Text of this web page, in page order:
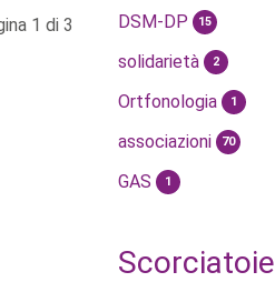
1 di 3 DSM-DP 15
solidarietà 2
Ortfonologia 1
associazioni 70
GAS 1
Scorciatoie